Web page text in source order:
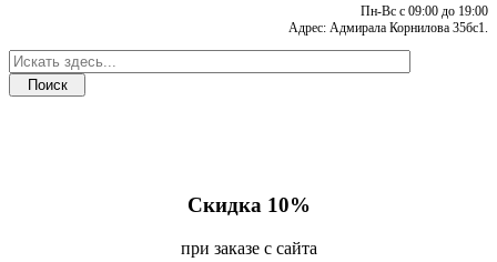
Пн-Вс с 09:00 до 19:00
Адрес: Адмирала Корнилова 35бс1.
Скидка 10%
при заказе с сайта